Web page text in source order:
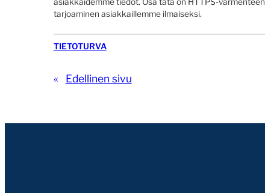
tarjoaminen asiakkaillemme ilmaiseksi.
TIETOTURVA
« Edellinen sivu